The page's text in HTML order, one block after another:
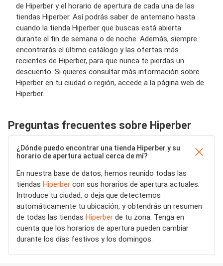
de Hiperber y el horario de apertura de cada una de las
tiendas Hiperber. Así podrás saber de antemano hasta
cuando la tienda Hiperber que buscas está abierta
durante el fin de semana o de noche. Además, siempre
encontrarás el último catálogo y las ofertas más
recientes de Hiperber, para que nunca te pierdas un
descuento. Si quieres consultar más información sobre
Hiperber en tu ciudad o región, accede a la página web de
Hiperber.
Preguntas frecuentes sobre Hiperber
¿Dónde puedo encontrar una tienda Hiperber y su
horario de apertura actual cerca de mí?
En nuestra base de datos, hemos reunido todas las
tiendas Hiperber con sus horarios de apertura actuales.
Introduce tu ciudad, o deja que detectemos
automáticamente tu ubicación, y obtendrás un resumen
de todas las tiendas Hiperber de tu zona. Tenga en
cuenta que los horarios de apertura pueden cambiar
durante los días festivos y los domingos.